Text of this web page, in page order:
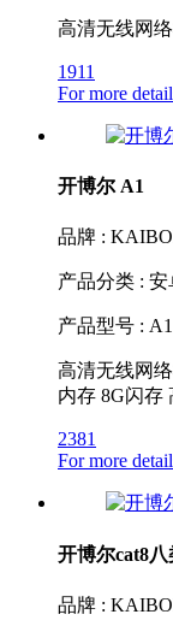
高清无线网
1911
For more
开博尔 A1
品牌 :
产品分类 :
产品型号 : A1
高清无线网
内存 8G闪存
2381
For more
开博尔cat8
品牌 :